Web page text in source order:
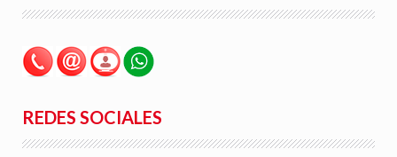
REDES SOCIALES